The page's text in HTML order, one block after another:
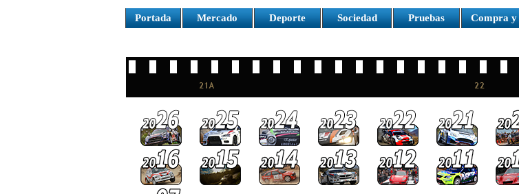
Portada Mercado Deporte Sociedad Pruebas Compra y